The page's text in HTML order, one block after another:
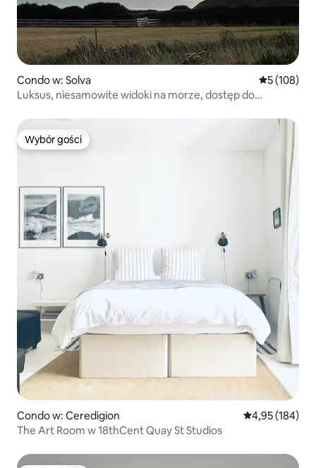
Condo w: Solva Średnia
5 (108)
Luksus, niesamowite widoki na morze, dostęp do
Wybór gości
Wybór gości
Condo w: Ceredigion Średnia
4,95 (184)
The Art Room w 18thCent Quay St Studios